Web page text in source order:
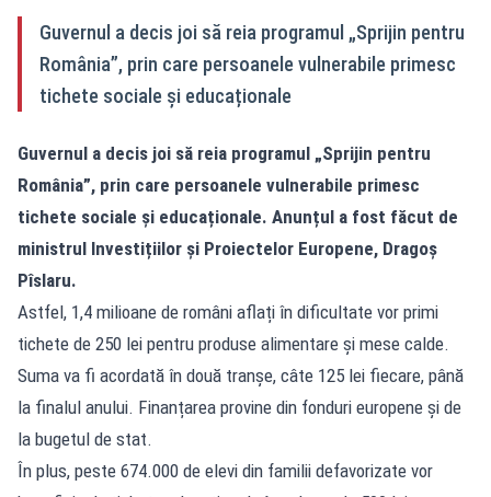
Guvernul a decis joi să reia programul „Sprijin pentru
România”, prin care persoanele vulnerabile primesc
tichete sociale și educaționale
Guvernul a decis joi să reia programul „Sprijin pentru
România”, prin care persoanele vulnerabile primesc
tichete sociale și educaționale. Anunțul a fost făcut de
ministrul Investițiilor și Proiectelor Europene, Dragoș
Pîslaru.
Astfel, 1,4 milioane de români aflați în dificultate vor primi
tichete de 250 lei pentru produse alimentare și mese calde.
Suma va fi acordată în două tranșe, câte 125 lei fiecare, până
la finalul anului. Finanțarea provine din fonduri europene și de
la bugetul de stat.
În plus, peste 674.000 de elevi din familii defavorizate vor